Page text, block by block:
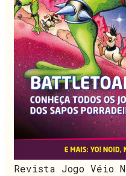
Revista Jogo Véio